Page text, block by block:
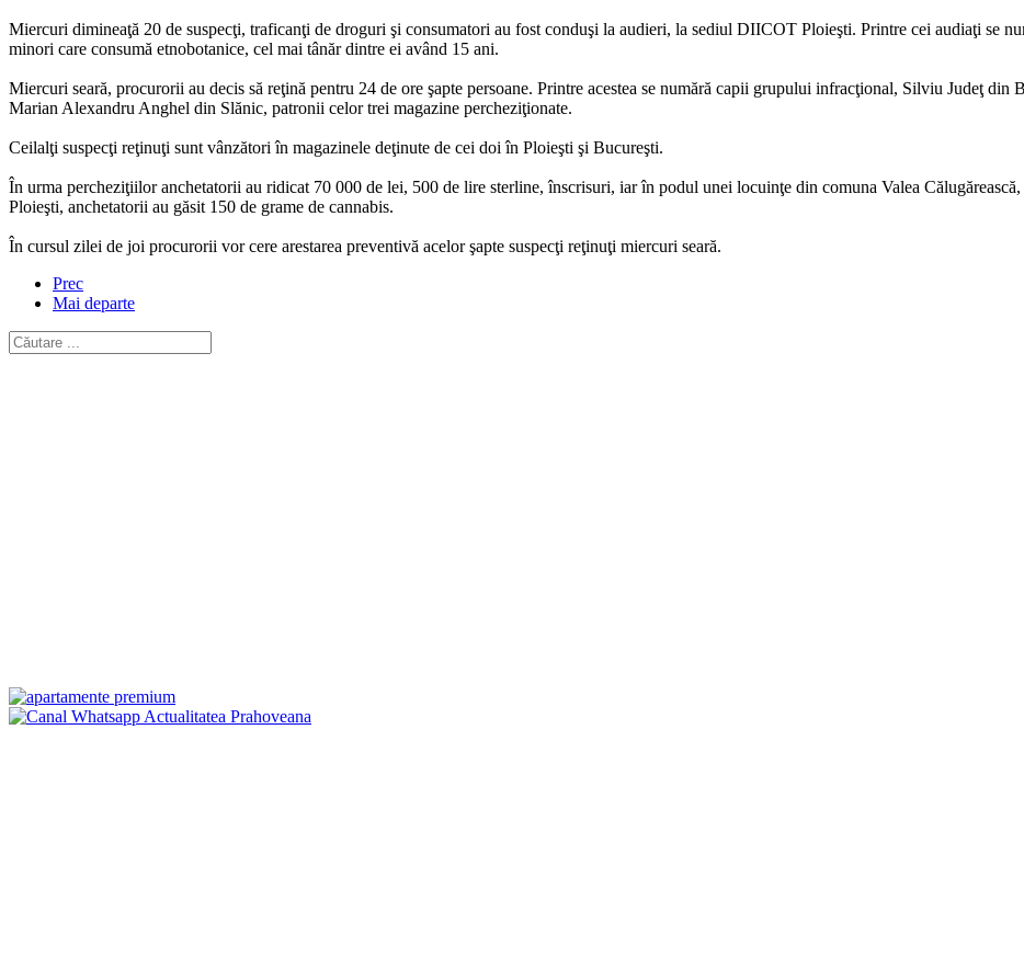
Miercuri dimineaţă 20 de suspecţi, traficanţi de droguri şi consumatori au fost conduşi la audieri, la sediul DIICOT Ploieşti. Printre cei audiaţi se
minori care consumă etnobotanice, cel mai tânăr dintre ei având 15 ani.
Miercuri seară, procurorii au decis să reţină pentru 24 de ore şapte persoane. Printre acestea se numără capii grupului infracţional, Silviu Judeţ din
Marian Alexandru Anghel din Slănic, patronii celor trei magazine percheziţionate.
Ceilalţi suspecţi reţinuţi sunt vânzători în magazinele deţinute de cei doi în Ploieşti şi Bucureşti.
În urma percheziţiilor anchetatorii au ridicat 70 000 de lei, 500 de lire sterline, înscrisuri, iar în podul unei locuinţe din comuna Valea
Ploieşti, anchetatorii au găsit 150 de grame de cannabis.
În cursul zilei de joi procurorii vor cere arestarea preventivă acelor şapte suspecţi reţinuţi miercuri seară.
Prec
Mai departe